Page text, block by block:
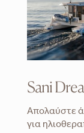
Sani
Απολαύστε
για